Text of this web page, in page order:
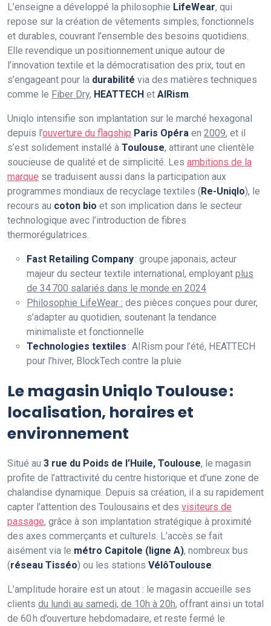
L’enseigne a développé la philosophie LifeWear, qui
repose sur la création de vêtements simples, fonctionnels
et durables, couvrant l’ensemble des besoins quotidiens.
Elle revendique un positionnement unique autour de
l’innovation textile et la démocratisation des prix, tout en
s’engageant pour la durabilité via des matières techniques
comme le Fiber Dry, HEATTECH et AIRism
Uniqlo intensifie son implantation sur le marché hexagonal
depuis l’ouverture du flagship Paris Opéra en 2009, et il
s’est solidement installé à Toulouse, attirant une clientèle
soucieuse de qualité et de simplicité. Les ambitions de la
marque se traduisent aussi dans la participation aux
programmes mondiaux de recyclage textiles (Re-Uniqlo), le
recours au coton bio et son implication dans le secteur
technologique avec l’introduction de fibres
thermorégulatrices.
Fast Retailing Company: groupe japonais, acteur
majeur du secteur textile international, employant plus
de 34 700 salariés dans le monde en 2024
Philosophie LifeWear : des pièces conçues pour durer,
s’adapter au quotidien, soutenant la tendance
minimaliste et fonctionnelle
Technologies textiles: AIRism pour l’été, HEATTECH
pour l’hiver, BlockTech contre la pluie
Le magasin Uniqlo Toulouse :
localisation, horaires et
environnement
Situé au 3 rue du Poids de l’Huile, Toulouse, le magasin
profite de l’attractivité du centre historique et d’une zone de
chalandise dynamique. Depuis sa création, il a su rapidement
capter l’attention des Toulousains et des visiteurs de
passage, grâce à son implantation stratégique à proximité
des axes commerçants et culturels. L’accès se fait
aisément via le métro Capitole (ligne A), nombreux bus
(réseau Tisséo) ou les stations VélôToulouse
L’amplitude horaire est un atout : le magasin accueille ses
clients du lundi au samedi, de 10h à 20h, offrant ainsi un total
de 60 h d’ouverture hebdomadaire, et reste fermé le